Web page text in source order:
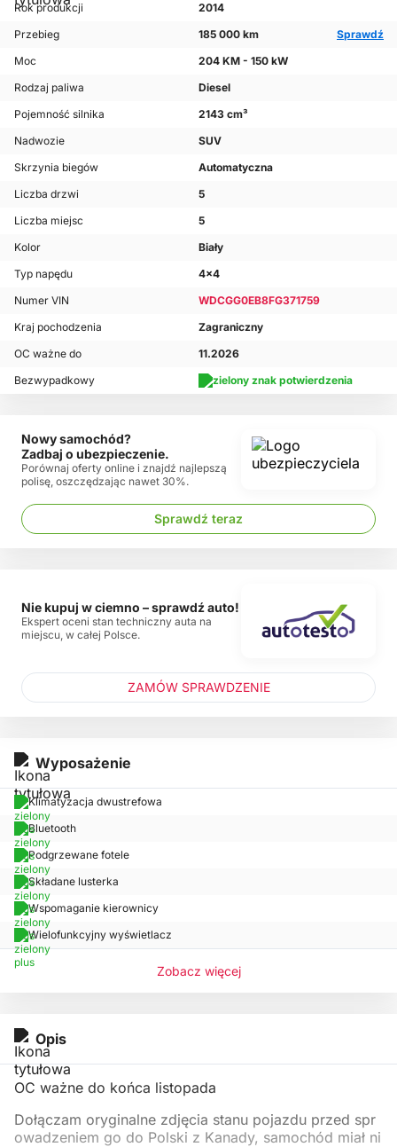
Rok produkcji
2014
Przebieg
185 000 km
Sprawdź
Moc
204 KM - 150 kW
Rodzaj paliwa
Diesel
Pojemność silnika
2143 cm³
Nadwozie
SUV
Skrzynia biegów
Automatyczna
Liczba drzwi
5
Liczba miejsc
5
Kolor
Biały
Typ napędu
4x4
Numer VIN
WDCGG0EB8FG371759
Kraj pochodzenia
Zagraniczny
OC ważne do
11.2026
Bezwypadkowy
Wyposażenie
Klimatyzacja dwustrefowa
Bluetooth
Podgrzewane fotele
Składane lusterka
Wspomaganie kierownicy
Wielofunkcyjny wyświetlacz
Zobacz więcej
Opis
OC ważne do końca listopada
Dołączam oryginalne zdjęcia stanu pojazdu przed spr
owadzeniem go do Polski z Kanady, samochód miał ni
Nowy samochód?
Zadbaj o ubezpieczenie.
Porównaj oferty online i znajdź najlepszą
polisę, oszczędzając nawet 30%.
Sprawdź teraz
Nie kupuj w ciemno – sprawdź auto!
Ekspert oceni stan techniczny auta na
miejscu, w całej Polsce.
ZAMÓW SPRAWDZENIE